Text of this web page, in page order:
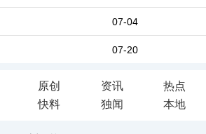
07-04
07-20
原创 资讯
热点
快料 独闻 本地